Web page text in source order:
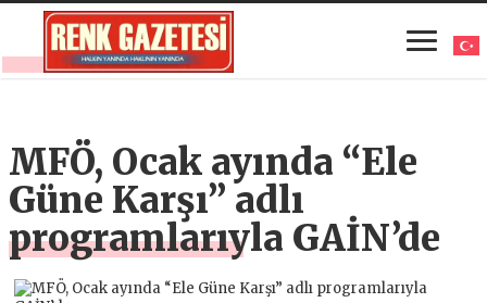
MFÖ, Ocak ayında “Ele
Güne Karşı” adlı
programlarıyla GAİN’de